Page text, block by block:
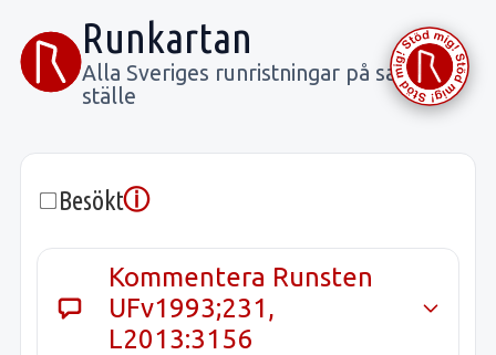
Runkartan
Alla Sveriges runristningar på samma
ställe
Besöktⓘ
Kommentera Runsten
UFv1993;231,
L2013:3156